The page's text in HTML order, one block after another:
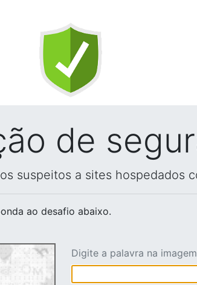
de
suspeitos a sites hospedados
ao desafio abaixo.
Digite a palavra na